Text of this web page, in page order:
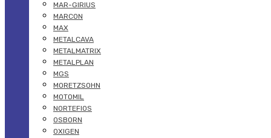
MAR-GIRIUS
MARCON
MAX
METALCAVA
METALMATRIX
METALPLAN
MGS
MORETZSOHN
MOTOMIL
NORTEFIOS
OSBORN
OXIGEN